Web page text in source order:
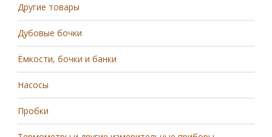
Другие товары
Дубовые бочки
Ёмкости, бочки и банки
Насосы
Пробки